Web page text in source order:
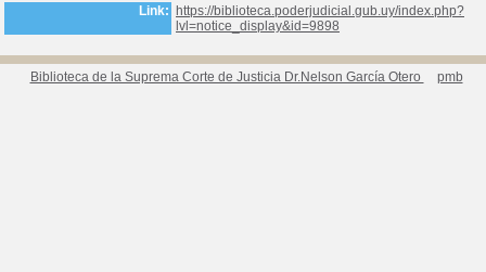
Link:
https://biblioteca.poderjudicial.gub.uy/index.php?
lvl=notice_display&id=9898
Biblioteca de la Suprema Corte de Justicia Dr.Nelson García Otero pmb